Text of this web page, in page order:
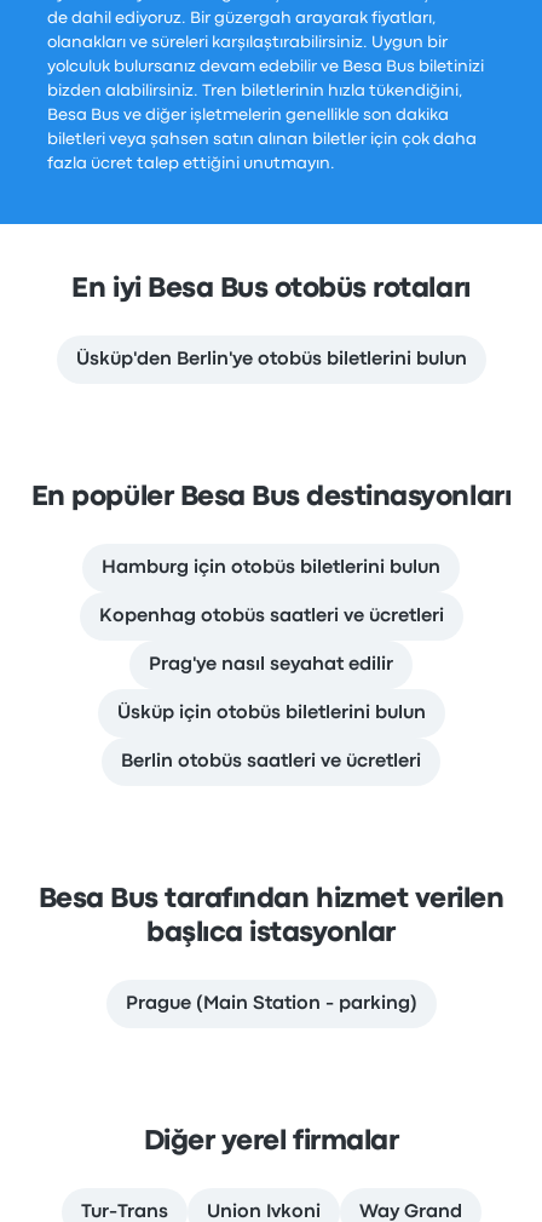
de dahil ediyoruz. Bir güzergah arayarak fiyatları,
olanakları ve süreleri karşılaştırabilirsiniz. Uygun bir
yolculuk bulursanız devam edebilir ve Besa Bus biletinizi
bizden alabilirsiniz. Tren biletlerinin hızla tükendiğini,
Besa Bus ve diğer işletmelerin genellikle son dakika
biletleri veya şahsen satın alınan biletler için çok daha
fazla ücret talep ettiğini unutmayın.
En iyi Besa Bus otobüs rotaları
Üsküp'den Berlin'ye otobüs biletlerini bulun
En popüler Besa Bus destinasyonları
Hamburg için otobüs biletlerini bulun
Kopenhag otobüs saatleri ve ücretleri
Prag'ye nasıl seyahat edilir
Üsküp için otobüs biletlerini bulun
Berlin otobüs saatleri ve ücretleri
Besa Bus tarafından hizmet verilen
başlıca istasyonlar
Prague (Main Station - parking)
Diğer yerel firmalar
Tur-Trans Union Ivkoni Way Grand